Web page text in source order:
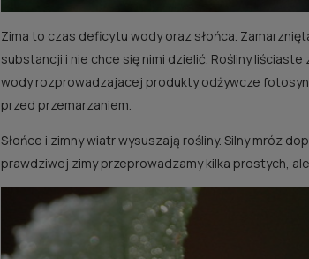
Zima to czas deficytu wody oraz słońca.
substancji i nie chce się nimi dzielić. Rośliny
wody rozprowadzajacej produkty odżywcze
przed przemarzaniem.
Słońce i zimny wiatr wysuszają rośliny. Silny mróz
prawdziwej zimy przeprowadzamy kilka prostych,